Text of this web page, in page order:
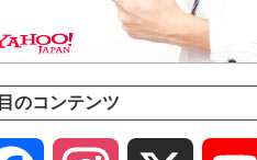
のコンテンツ